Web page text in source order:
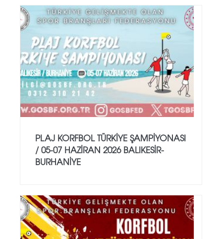
PLAJ KORFBOL TÜRKİYE ŞAMPİYONASI
/ 05-07 HAZİRAN 2026 BALIKESİR-
BURHANİYE